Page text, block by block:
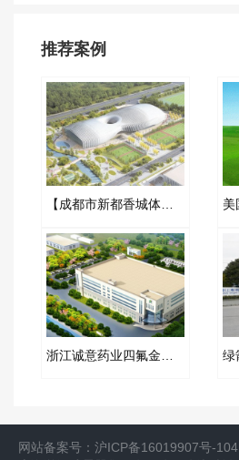
推荐案例
网站备案号： 沪ICP备16019907号-104